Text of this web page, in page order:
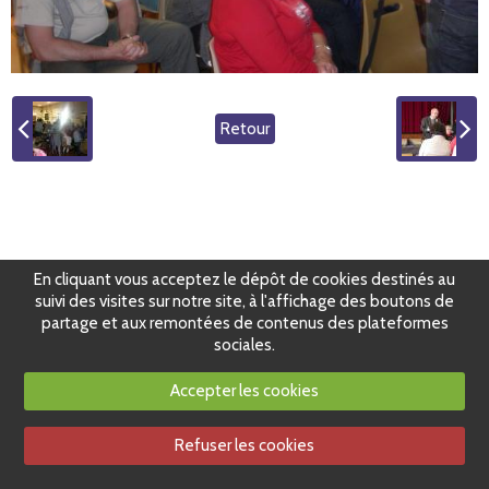
Retour
En cliquant vous acceptez le dépôt de cookies destinés au
suivi des visites sur notre site, à l'affichage des boutons de
partage et aux remontées de contenus des plateformes
sociales.
Accepter les cookies
Refuser les cookies